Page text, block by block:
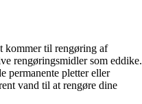
kommer til rengøring af
rengøringsmidler som eddike.
permanente pletter eller
vand til at rengøre dine